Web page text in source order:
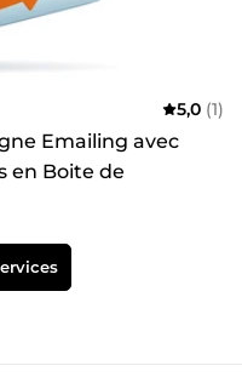
5,0 (1)
Emailing avec
en Boite de